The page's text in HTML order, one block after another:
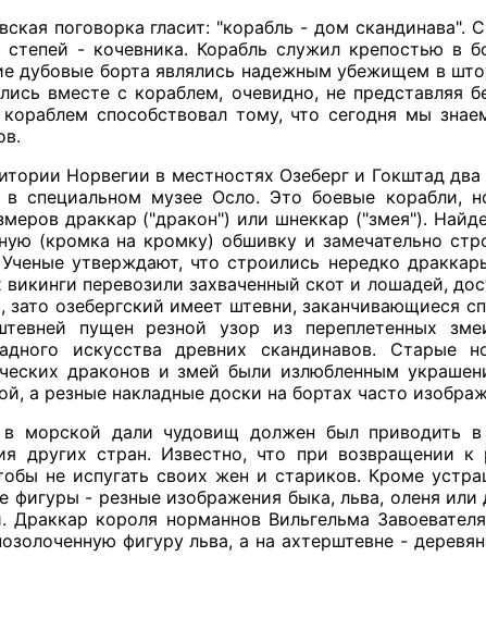
поговорка гласит: "корабль - дом
- кочевника. Корабль служил крепостью
дубовые борта являлись надежным убежищем в
вместе с кораблем, очевидно, не представляя
способствовал тому, что сегодня мы
Норвегии в местностях Озеберг и Гокштад
в специальном музее Осло. Это боевые
драккар ("дракон") или шнеккар ("змея").
(кромка на кромку) обшивку и замечательно
утверждают, что строились нередко
перевозили захваченный скот и лошадей,
зато озебергский имеет штевни, заканчивающиеся
пущен резной узор из переплетенных
искусства древних скандинавов.
драконов и змей были излюбленным
а резные накладные доски на бортах часто
морской дали чудовищ должен был приводить
других стран. Известно, что при возвращении
не испугать своих жен и стариков. Кроме
фигуры - резные изображения быка, льва, оленя
Драккар короля норманнов Вильгельма
фигуру льва, а на ахтерштевне -